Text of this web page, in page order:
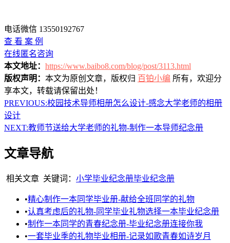
电话微信 13550192767
查 看 案 例
在线匿名咨询
本文地址： https://www.baibo8.com/blog/post/3113.html
版权声明： 本文为原创文章，版权归 百铂小编 所有，欢迎分
享本文，转载请保留出处！
PREVIOUS:校园技术导师相册怎么设计-感念大学老师的相册
设计
NEXT:教师节送给大学老师的礼物-制作一本导师纪念册
文章导航
相关文章 关键词： 小学毕业纪念册毕业纪念册
•精心制作一本同学毕业册-献给全班同学的礼物
•认真考虑后的礼物-同学毕业礼物选择一本毕业纪念册
•制作一本同学的青春纪念册-毕业纪念册连接你我
•一套毕业季的礼物毕业相册-记录如歌青春如诗岁月